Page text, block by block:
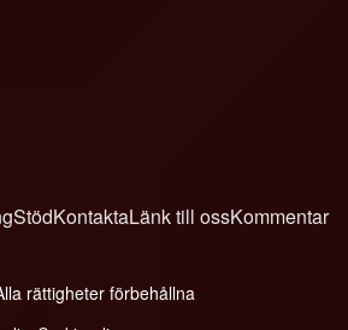
StödKontaktaLänk till ossKommentar
rättigheter förbehållna